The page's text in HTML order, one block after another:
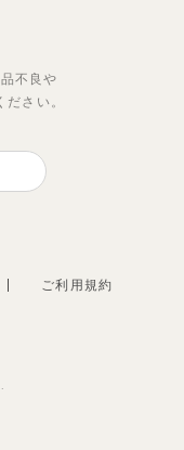
不良や
さい。
ご利用規約